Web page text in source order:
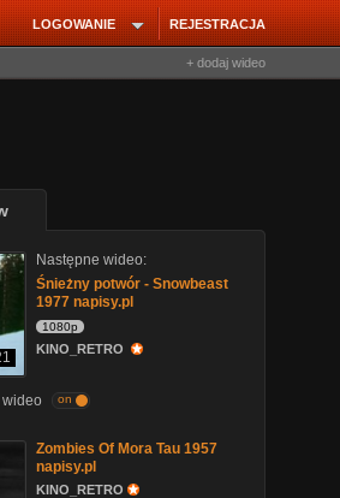
REJESTRACJA
LOGOWANIE
+ dodaj wideo
Następne wideo:
Śnieżny potwór - Snowbeast
1977 napisy.pl
1080p
KINO_RETRO
on
Zombies Of Mora Tau 1957
napisy.pl
KINO_RETRO